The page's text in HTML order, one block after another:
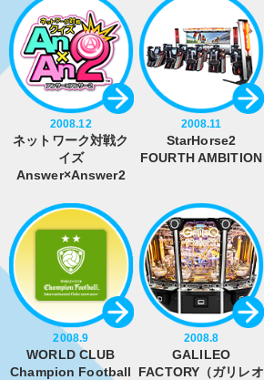
2008.12
ネットワーク対戦ク
イズ
Answer×Answer2
2008.11
StarHorse2
FOURTH AMBITION
2008.9
WORLD CLUB
Champion Football
2008.8
GALILEO
FACTORY（ガリレオ